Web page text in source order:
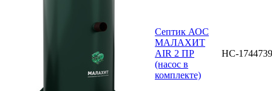
Септик АОС
МАЛАХИТ
AIR 2 ПР
(насос в
комплекте)
НС-1744739